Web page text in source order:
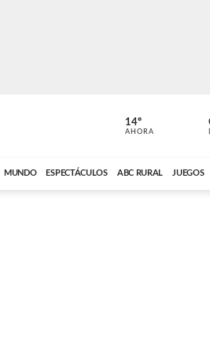
A LA GRAN
ABC CARDINAL
14º
AHORA
MUNDO ESPECTÁCULOS ABC RURAL JUEGOS